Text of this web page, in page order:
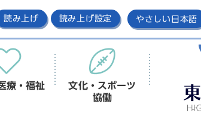
読み上げ 読み上げ設定 やさしい日本語
療・福祉
文化・スポーツ
協働